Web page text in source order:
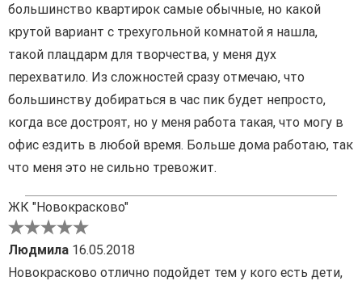
большинство квартирок самые обычные, но какой
крутой вариант с трехугольной комнатой я нашла,
такой плацдарм для творчества, у меня дух
перехватило. Из сложностей сразу отмечаю, что
большинству добираться в час пик будет непросто,
когда все достроят, но у меня работа такая, что могу в
офис ездить в любой время. Больше дома работаю, так
что меня это не сильно тревожит.
ЖК "Новокрасково"
Людмила 16.05.2018
Новокрасково отлично подойдет тем у кого есть дети,